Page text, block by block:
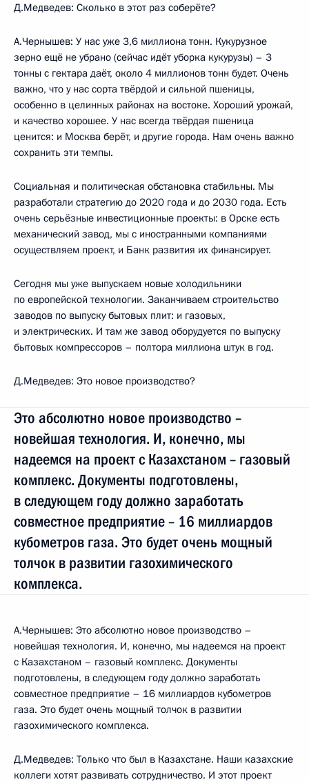
Д.Медведев: Сколько в этот раз соберёте?
А.Чернышев: У нас уже 3,6 миллиона тонн. Кукурузное
зерно ещё не убрано (сейчас идёт уборка кукурузы) – 3
тонны с гектара даёт, около 4 миллионов тонн будет. Очень
важно, что у нас сорта твёрдой и сильной пшеницы,
особенно в целинных районах на востоке. Хороший урожай,
и качество хорошее. У нас всегда твёрдая пшеница
ценится: и Москва берёт, и другие города. Нам очень важно
сохранить эти темпы.
Социальная и политическая обстановка стабильны. Мы
разработали стратегию до 2020 года и до 2030 года. Есть
очень серьёзные инвестиционные проекты: в Орске есть
механический завод, мы с иностранными компаниями
осуществляем проект, и Банк развития их финансирует.
Сегодня мы уже выпускаем новые холодильники
по европейской технологии. Заканчиваем строительство
заводов по выпуску бытовых плит: и газовых,
и электрических. И там же завод оборудуется по выпуску
бытовых компрессоров – полтора миллиона штук в год.
Д.Медведев: Это новое производство?
Это абсолютно новое производство –
новейшая технология. И, конечно, мы
надеемся на проект с Казахстаном – газовый
комплекс. Документы подготовлены,
в следующем году должно заработать
совместное предприятие – 16 миллиардов
кубометров газа. Это будет очень мощный
толчок в развитии газохимического
комплекса.
А.Чернышев: Это абсолютно новое производство –
новейшая технология. И, конечно, мы надеемся на проект
с Казахстаном – газовый комплекс. Документы
подготовлены, в следующем году должно заработать
совместное предприятие – 16 миллиардов кубометров
газа. Это будет очень мощный толчок в развитии
газохимического комплекса.
Д.Медведев: Только что был в Казахстане. Наши казахские
коллеги хотят развивать сотрудничество. И этот проект